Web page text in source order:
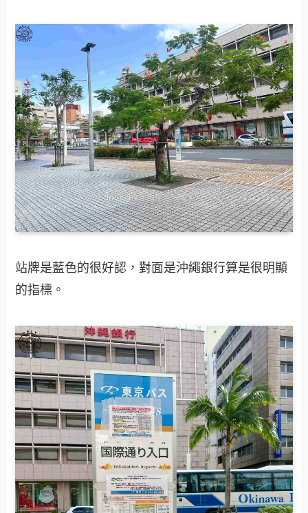
站牌是藍色的很好認，對面是沖繩銀行算是很明顯
的指標。